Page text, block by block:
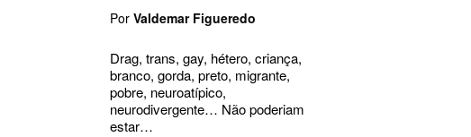
PorValdemar Figueredo
Drag, trans, gay, hétero, criança,
branco, gorda, preto, migrante,
pobre, neuroatípico,
neurodivergente… Não poderiam
estar…